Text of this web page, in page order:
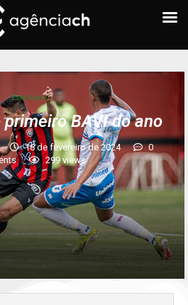
Estaduais
BAVI do ano
18 de fevereiro de 2024
0
299views